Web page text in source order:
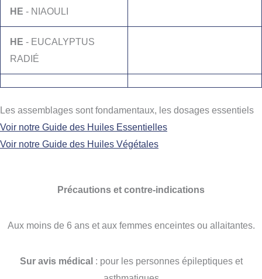
HE - NIAOULI
HE - EUCALYPTUS
RADIÉ
Les assemblages sont fondamentaux, les dosages essentiels
Voir notre Guide des Huiles Essentielles
Voir notre Guide des Huiles Végétales
Précautions et contre-indications
Aux moins de 6 ans et aux femmes enceintes ou allaitantes.
Sur avis médical : pour les personnes épileptiques et